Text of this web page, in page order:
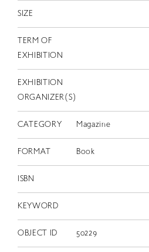
SIZE
TERM OF
EXHIBITION
EXHIBITION
ORGANIZER(S)
CATEGORY Magazine
FORMAT Book
ISBN
KEYWORD
OBJECT ID 50229